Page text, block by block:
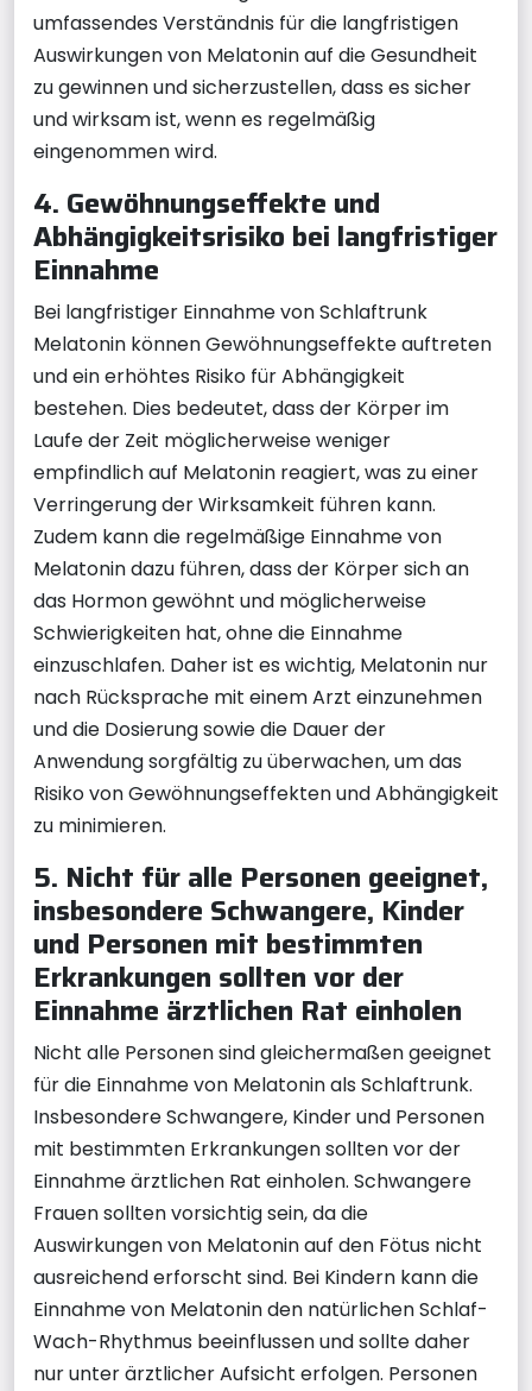
umfassendes Verständnis für die langfristigen
Auswirkungen von Melatonin auf die Gesundheit
zu gewinnen und sicherzustellen, dass es sicher
und wirksam ist, wenn es regelmäßig
eingenommen wird.
4. Gewöhnungseffekte und
Abhängigkeitsrisiko bei langfristiger
Einnahme
Bei langfristiger Einnahme von Schlaftrunk
Melatonin können Gewöhnungseffekte auftreten
und ein erhöhtes Risiko für Abhängigkeit
bestehen. Dies bedeutet, dass der Körper im
Laufe der Zeit möglicherweise weniger
empfindlich auf Melatonin reagiert, was zu einer
Verringerung der Wirksamkeit führen kann.
Zudem kann die regelmäßige Einnahme von
Melatonin dazu führen, dass der Körper sich an
das Hormon gewöhnt und möglicherweise
Schwierigkeiten hat, ohne die Einnahme
einzuschlafen. Daher ist es wichtig, Melatonin nur
nach Rücksprache mit einem Arzt einzunehmen
und die Dosierung sowie die Dauer der
Anwendung sorgfältig zu überwachen, um das
Risiko von Gewöhnungseffekten und Abhängigkeit
zu minimieren.
5. Nicht für alle Personen geeignet,
insbesondere Schwangere, Kinder
und Personen mit bestimmten
Erkrankungen sollten vor der
Einnahme ärztlichen Rat einholen
Nicht alle Personen sind gleichermaßen geeignet
für die Einnahme von Melatonin als Schlaftrunk.
Insbesondere Schwangere, Kinder und Personen
mit bestimmten Erkrankungen sollten vor der
Einnahme ärztlichen Rat einholen. Schwangere
Frauen sollten vorsichtig sein, da die
Auswirkungen von Melatonin auf den Fötus nicht
ausreichend erforscht sind. Bei Kindern kann die
Einnahme von Melatonin den natürlichen Schlaf-
Wach-Rhythmus beeinflussen und sollte daher
nur unter ärztlicher Aufsicht erfolgen. Personen